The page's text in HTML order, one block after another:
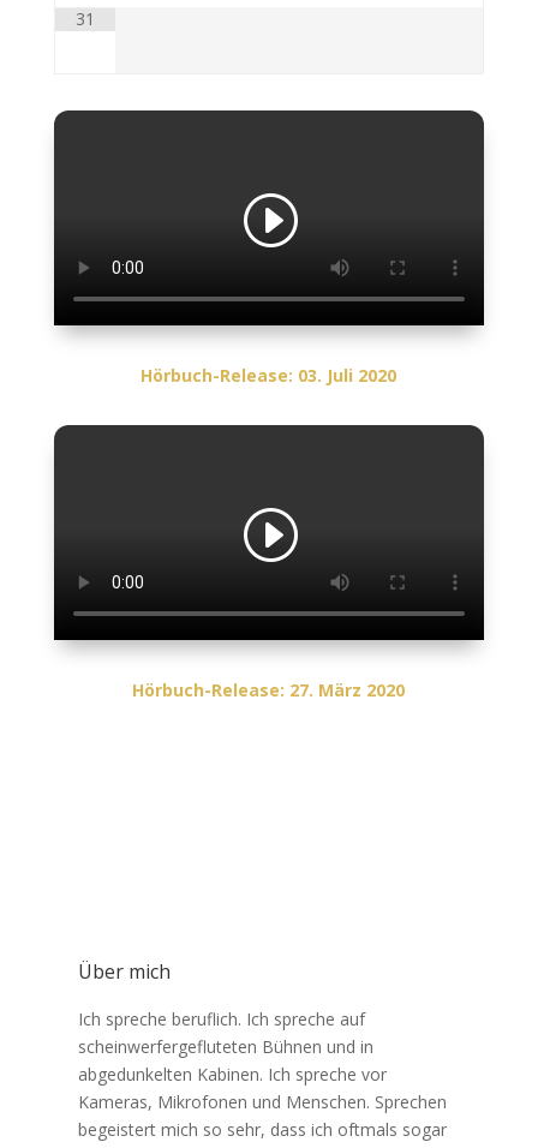
31
Hörbuch-Release: 03. Juli 2020
Hörbuch-Release: 27. März 2020
Über mich
Ich spreche beruflich. Ich spreche auf
scheinwerfergefluteten Bühnen und in
abgedunkelten Kabinen. Ich spreche vor
Kameras, Mikrofonen und Menschen. Sprechen
begeistert mich so sehr, dass ich oftmals sogar